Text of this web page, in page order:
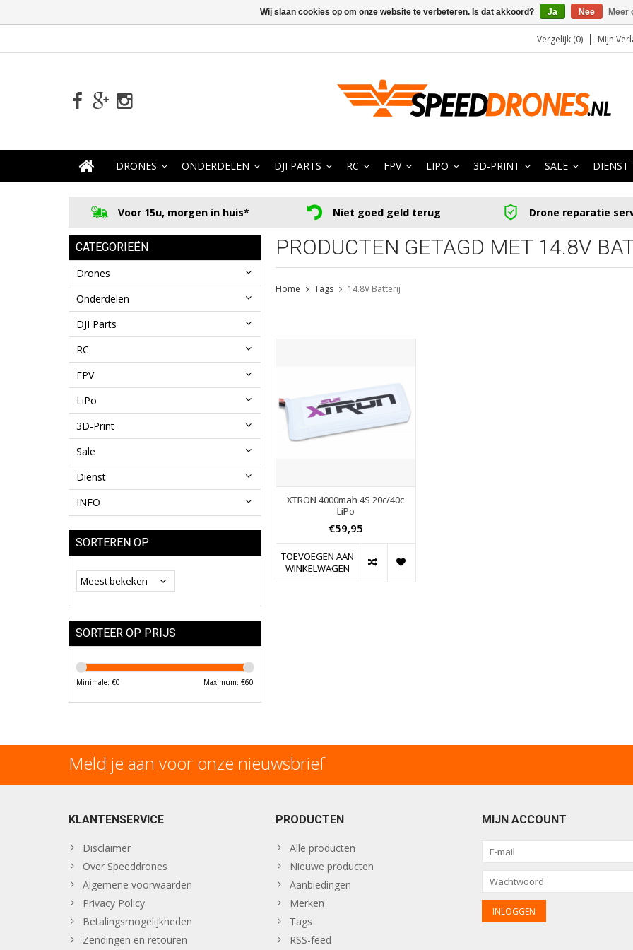
Vergelijk (0) Mijn
DRONES ONDERDELEN DJI PARTS RC FPV LIPO 3D-PRINT SALE DIENST
Voor 15u, morgen in huis* Niet goed geld terug Drone reparatie
CATEGORIEËN
Drones
Onderdelen
DJI Parts
RC
FPV
LiPo
3D-Print
Sale
Dienst
INFO
SORTEREN OP
SORTEER OP PRIJS
Minimale: €0 Maximum: €60
PRODUCTEN GETAGD MET 14.8V
Home Tags 14.8V Batterij
XTRON 4000mah 4S 20c/40c
LiPo
€59,95
TOEVOEGEN AAN
WINKELWAGEN
Meld je aan voor onze nieuwsbrief
KLANTENSERVICE
Disclaimer
Over Speeddrones
Algemene voorwaarden
Privacy Policy
Betalingsmogelijkheden
Zendingen en retouren
PRODUCTEN
Alle producten
Nieuwe producten
Aanbiedingen
Merken
Tags
RSS-feed
MIJN ACCOUNT
Wij slaan cookies op om onze website te verbeteren. Is dat akkoord? Ja Nee Meer